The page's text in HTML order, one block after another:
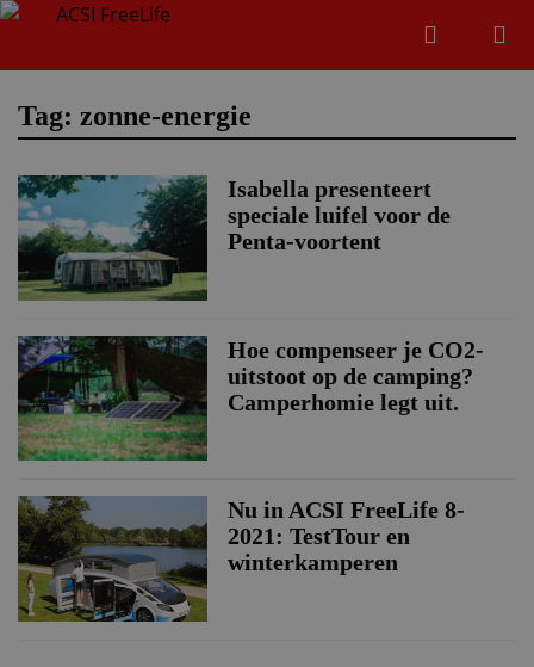
Zoeken
Tag: zonne-energie
Isabella presenteert
speciale luifel voor de
Penta-voortent
Hoe compenseer je CO2-
uitstoot op de camping?
Camperhomie legt uit.
Nu in ACSI FreeLife 8-
2021: TestTour en
winterkamperen